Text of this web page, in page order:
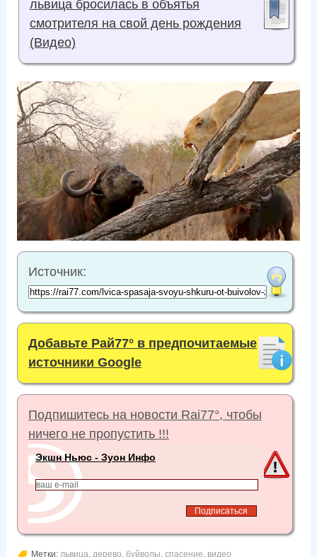
львица бросилась в объятья
смотрителя на свой день рождения
(Видео)
Источник:
Добавьте Рай77° в предпочитаемые
источники Google
Подпишитесь на новости Rai77°, чтобы
ничего не пропустить !!!
Экшн Ньюс - Зуон Инфо
Метки: львица, дерево, буйволы, спасение, видео